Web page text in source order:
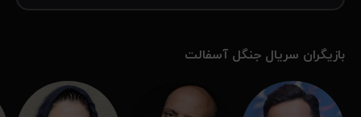
بازیگران سریال جنگل آسفالت